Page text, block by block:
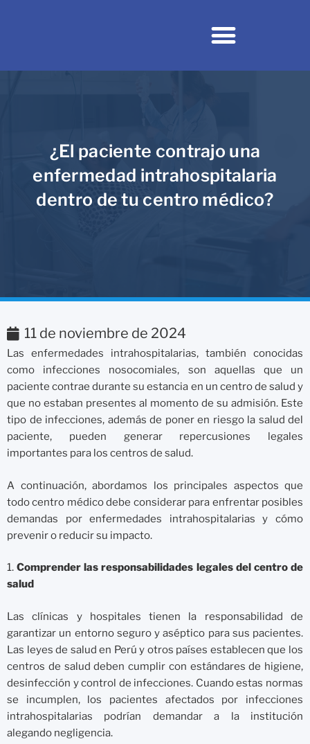
¿El paciente contrajo una
enfermedad intrahospitalaria
dentro de tu centro médico?
11 de noviembre de 2024
Las enfermedades intrahospitalarias, también conocidas
como infecciones nosocomiales, son aquellas que un
paciente contrae durante su estancia en un centro de salud y
que no estaban presentes al momento de su admisión. Este
tipo de infecciones, además de poner en riesgo la salud del
paciente, pueden generar repercusiones legales
importantes para los centros de salud.
A continuación, abordamos los principales aspectos que
todo centro médico debe considerar para enfrentar posibles
demandas por enfermedades intrahospitalarias y cómo
prevenir o reducir su impacto.
1.Comprender las responsabilidades legales del centro de
salud
Las clínicas y hospitales tienen la responsabilidad de
garantizar un entorno seguro y aséptico para sus pacientes.
Las leyes de salud en Perú y otros países establecen que los
centros de salud deben cumplir con estándares de higiene,
desinfección y control de infecciones. Cuando estas normas
se incumplen, los pacientes afectados por infecciones
intrahospitalarias podrían demandar a la institución
alegando negligencia.